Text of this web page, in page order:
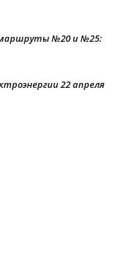
маршруты №20 и №25:
22 апреля